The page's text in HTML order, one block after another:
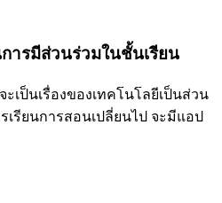
ารมีส่วนร่วมในชั้นเรียน
เป็นเรื่องของเทคโนโลยีเป็นส่วน
รียนการสอนเปลี่ยนไป จะมีแอป